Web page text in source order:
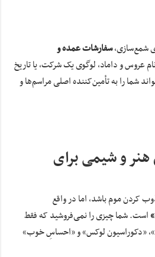
شمع‌سازی،سفارشات عمده و
عروس و داماد، لوگوی یک شرکت، یا تاریخ
شما را به تأمین‌کننده اصلی مراسم‌ها و
و شیمی برای
کردن موم باشد، اما در واقع
است. شما چیزی را نمی‌فروشید که فقط
«دکوراسیون لوکس» و «احساسِ خوب»